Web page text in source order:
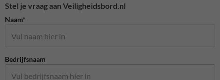
Stel je vraag aan Veiligheidsbord.nl
Naam*
Bedrijfsnaam